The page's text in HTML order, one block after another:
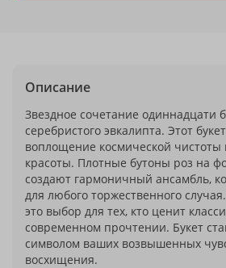
Описание
Звездное сочетание одиннадцати
серебристого эвкалипта. Этот
воплощение космической чистоты
красоты. Плотные бутоны роз на
создают гармоничный ансамбль,
для любого торжественного
это выбор для тех, кто ценит
современном прочтении. Букет
символом ваших возвышенных
восхищения.